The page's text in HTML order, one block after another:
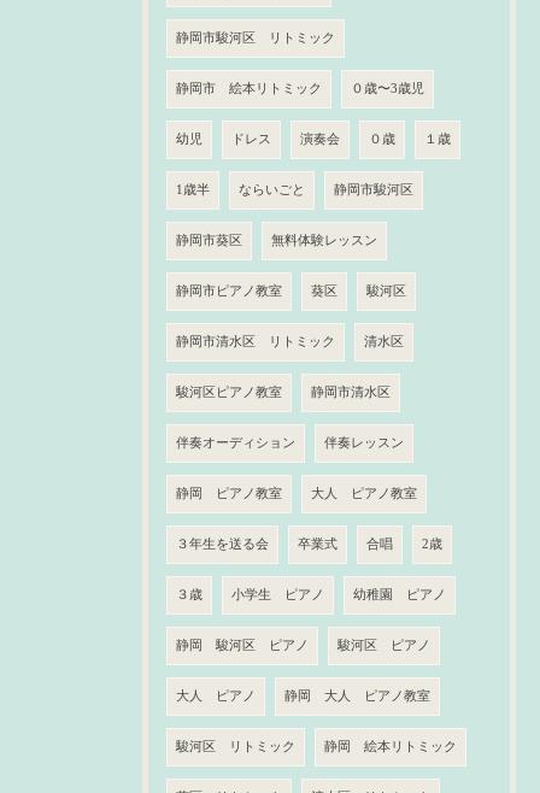
静岡市駿河区 リトミック
静岡市 絵本リトミック ０歳〜3歳児
幼児 ドレス 演奏会 ０歳 １歳
1歳半 ならいごと 静岡市駿河区
静岡市葵区 無料体験レッスン
静岡市ピアノ教室 葵区 駿河区
静岡市清水区 リトミック 清水区
駿河区ピアノ教室 静岡市清水区
伴奏オーディション 伴奏レッスン
静岡 ピアノ教室 大人 ピアノ教室
３年生を送る会 卒業式 合唱 2歳
３歳 小学生 ピアノ 幼稚園 ピアノ
静岡 駿河区 ピアノ 駿河区 ピアノ
大人 ピアノ 静岡 大人 ピアノ教室
駿河区 リトミック 静岡 絵本リトミック